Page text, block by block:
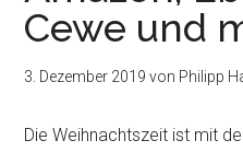
Cewe und
3. Dezember 2019 von Philipp
Die Weihnachtszeit ist mit